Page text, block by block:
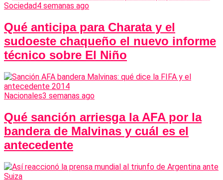
Sociedad4 semanas ago
Qué anticipa para Charata y el
sudoeste chaqueño el nuevo informe
técnico sobre El Niño
Nacionales3 semanas ago
Qué sanción arriesga la AFA por la
bandera de Malvinas y cuál es el
antecedente